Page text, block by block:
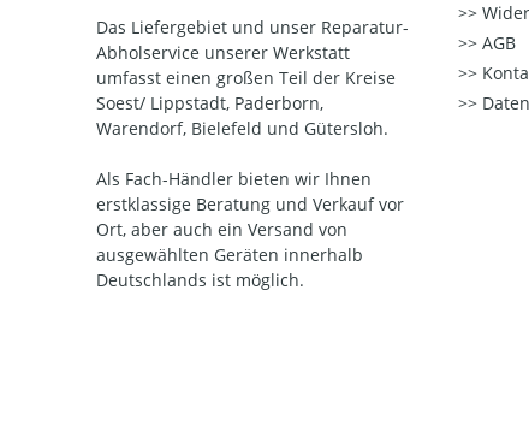
Das Liefergebiet und unser Reparatur-
Abholservice unserer Werkstatt
umfasst einen großen Teil der Kreise
Soest/ Lippstadt, Paderborn,
Warendorf, Bielefeld und Gütersloh.
Als Fach-Händler bieten wir Ihnen
erstklassige Beratung und Verkauf vor
Ort, aber auch ein Versand von
ausgewählten Geräten innerhalb
Deutschlands ist möglich.
AGB